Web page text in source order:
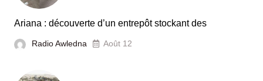
Ariana : découverte d’un entrepôt stockant des
Radio Awledna Août 12